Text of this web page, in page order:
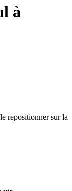
à
repositionner sur la